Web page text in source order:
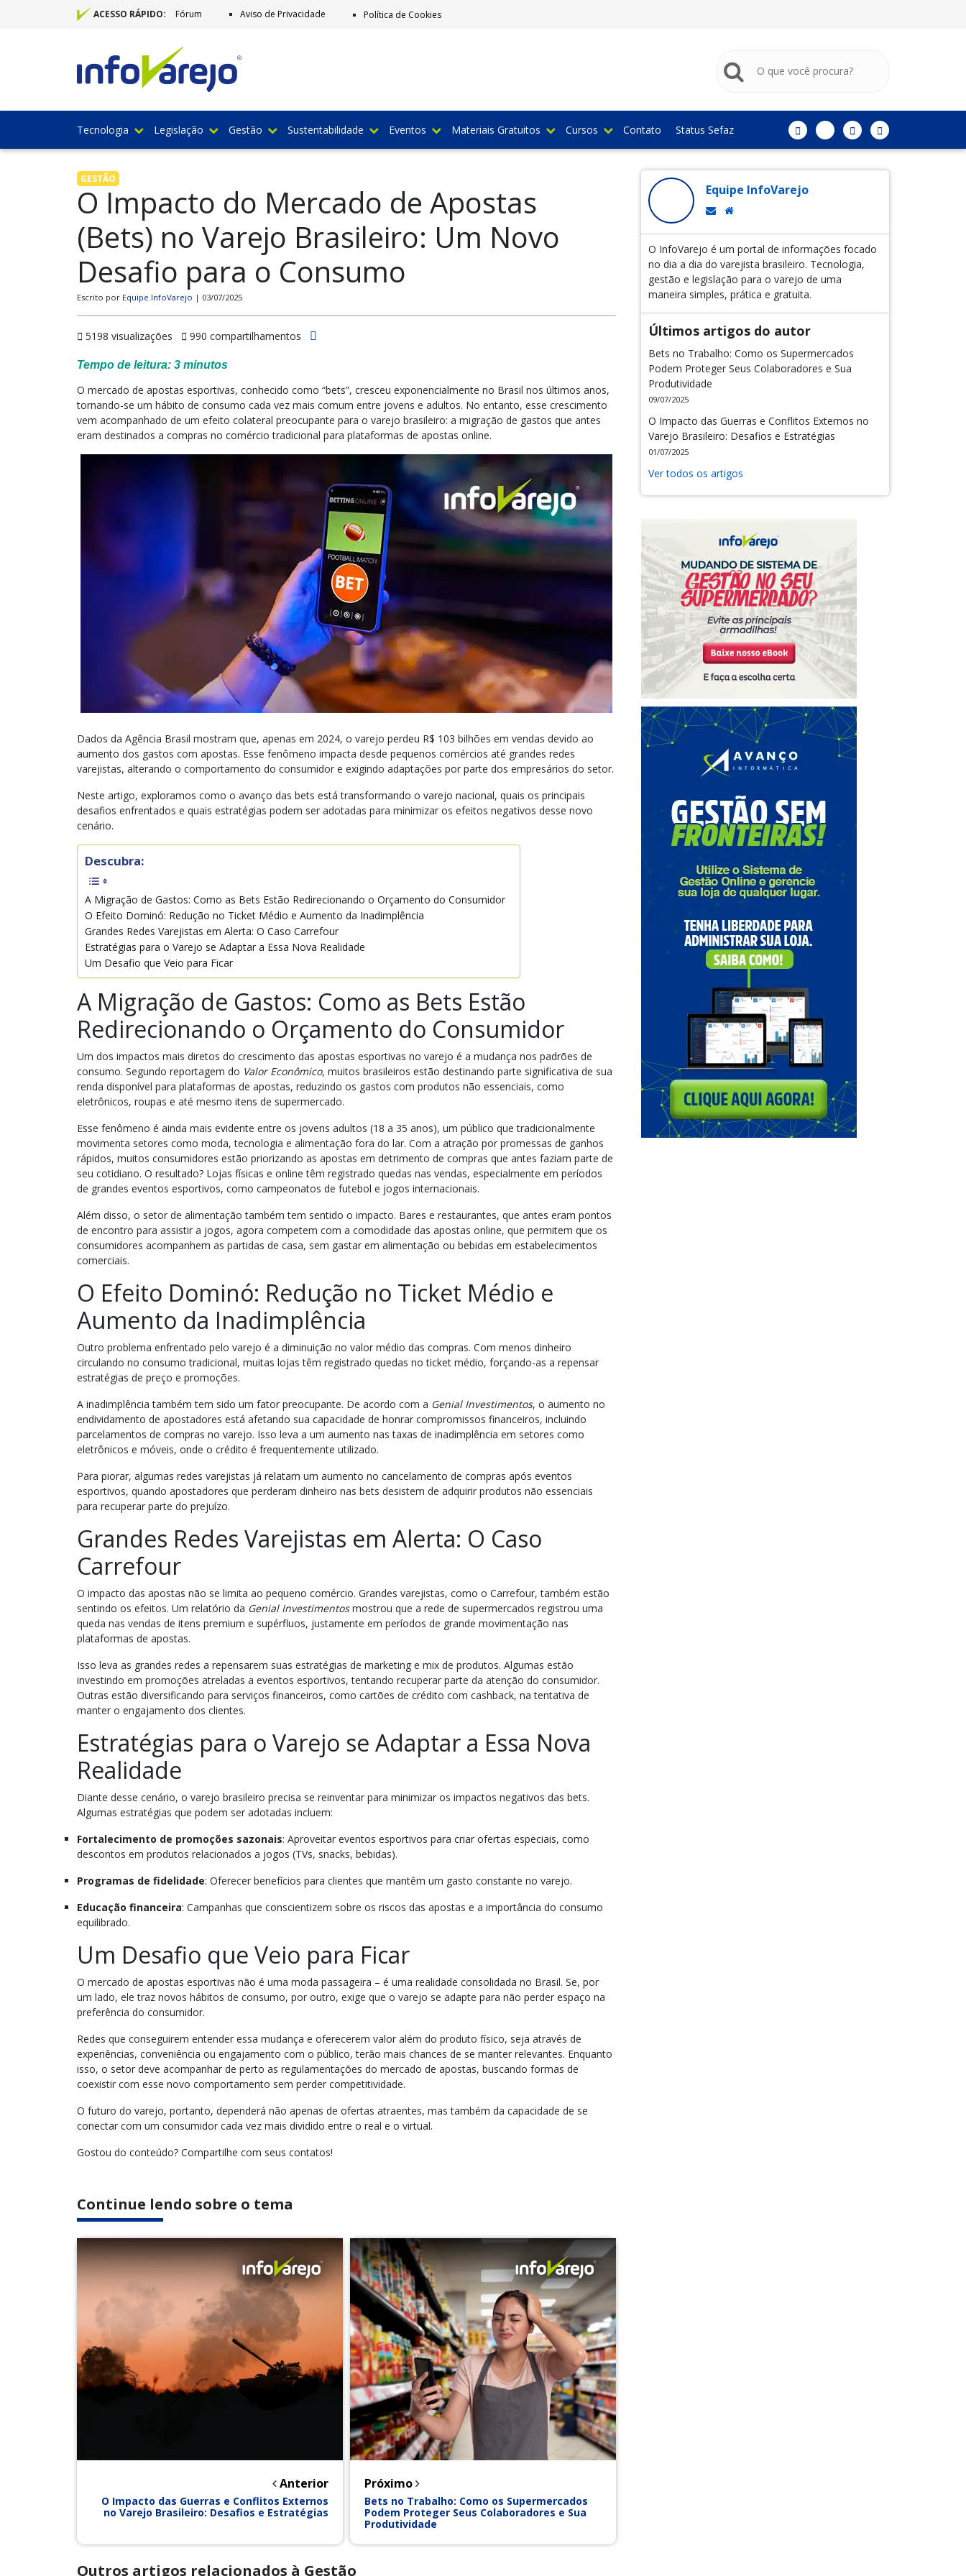
ACESSO RÁPIDO: Fórum Aviso de Privacidade Política de Cookies
Tecnologia Legislação Gestão Sustentabilidade Eventos Materiais Gratuitos Cursos Contato Status Sefaz
GESTÃO
O Impacto do Mercado de Apostas
(Bets) no Varejo Brasileiro: Um Novo
Desafio para o Consumo
Escrito por Equipe InfoVarejo | 03/07/2025
5198 visualizações 990 compartilhamentos
Tempo de leitura: 3 minutos
O mercado de apostas esportivas, conhecido como “bets”, cresceu exponencialmente no Brasil nos últimos anos,
tornando-se um hábito de consumo cada vez mais comum entre jovens e adultos. No entanto, esse crescimento
vem acompanhado de um efeito colateral preocupante para o varejo brasileiro: a migração de gastos que antes
eram destinados a compras no comércio tradicional para plataformas de apostas online.
Dados da Agência Brasil mostram que, apenas em 2024, o varejo perdeu R$ 103 bilhões em vendas devido ao
aumento dos gastos com apostas. Esse fenômeno impacta desde pequenos comércios até grandes redes
varejistas, alterando o comportamento do consumidor e exigindo adaptações por parte dos empresários do setor.
Neste artigo, exploramos como o avanço das bets está transformando o varejo nacional, quais os principais
desafios enfrentados e quais estratégias podem ser adotadas para minimizar os efeitos negativos desse novo
cenário.
Descubra:
A Migração de Gastos: Como as Bets Estão Redirecionando o Orçamento do Consumidor
O Efeito Dominó: Redução no Ticket Médio e Aumento da Inadimplência
Grandes Redes Varejistas em Alerta: O Caso Carrefour
Estratégias para o Varejo se Adaptar a Essa Nova Realidade
Um Desafio que Veio para Ficar
A Migração de Gastos: Como as Bets Estão
Redirecionando o Orçamento do Consumidor
Um dos impactos mais diretos do crescimento das apostas esportivas no varejo é a mudança nos padrões de
consumo. Segundo reportagem do Valor Econômico, muitos brasileiros estão destinando parte significativa de sua
renda disponível para plataformas de apostas, reduzindo os gastos com produtos não essenciais, como
eletrônicos, roupas e até mesmo itens de supermercado.
Esse fenômeno é ainda mais evidente entre os jovens adultos (18 a 35 anos), um público que tradicionalmente
movimenta setores como moda, tecnologia e alimentação fora do lar. Com a atração por promessas de ganhos
rápidos, muitos consumidores estão priorizando as apostas em detrimento de compras que antes faziam parte de
seu cotidiano. O resultado? Lojas físicas e online têm registrado quedas nas vendas, especialmente em períodos
de grandes eventos esportivos, como campeonatos de futebol e jogos internacionais.
Além disso, o setor de alimentação também tem sentido o impacto. Bares e restaurantes, que antes eram pontos
de encontro para assistir a jogos, agora competem com a comodidade das apostas online, que permitem que os
consumidores acompanhem as partidas de casa, sem gastar em alimentação ou bebidas em estabelecimentos
comerciais.
O Efeito Dominó: Redução no Ticket Médio e
Aumento da Inadimplência
Outro problema enfrentado pelo varejo é a diminuição no valor médio das compras. Com menos dinheiro
circulando no consumo tradicional, muitas lojas têm registrado quedas no ticket médio, forçando-as a repensar
estratégias de preço e promoções.
A inadimplência também tem sido um fator preocupante. De acordo com a Genial Investimentos, o aumento no
endividamento de apostadores está afetando sua capacidade de honrar compromissos financeiros, incluindo
parcelamentos de compras no varejo. Isso leva a um aumento nas taxas de inadimplência em setores como
eletrônicos e móveis, onde o crédito é frequentemente utilizado.
Para piorar, algumas redes varejistas já relatam um aumento no cancelamento de compras após eventos
esportivos, quando apostadores que perderam dinheiro nas bets desistem de adquirir produtos não essenciais
para recuperar parte do prejuízo.
Grandes Redes Varejistas em Alerta: O Caso
Carrefour
O impacto das apostas não se limita ao pequeno comércio. Grandes varejistas, como o Carrefour, também estão
sentindo os efeitos. Um relatório da Genial Investimentosmostrou que a rede de supermercados registrou uma
queda nas vendas de itens premium e supérfluos, justamente em períodos de grande movimentação nas
plataformas de apostas.
Isso leva as grandes redes a repensarem suas estratégias de marketing e mix de produtos. Algumas estão
investindo em promoções atreladas a eventos esportivos, tentando recuperar parte da atenção do consumidor.
Outras estão diversificando para serviços financeiros, como cartões de crédito com cashback, na tentativa de
manter o engajamento dos clientes.
Estratégias para o Varejo se Adaptar a Essa Nova
Realidade
Diante desse cenário, o varejo brasileiro precisa se reinventar para minimizar os impactos negativos das bets.
Algumas estratégias que podem ser adotadas incluem:
Fortalecimento de promoções sazonais: Aproveitar eventos esportivos para criar ofertas especiais, como
descontos em produtos relacionados a jogos (TVs, snacks, bebidas).
Programas de fidelidade: Oferecer benefícios para clientes que mantêm um gasto constante no varejo.
Educação financeira: Campanhas que conscientizem sobre os riscos das apostas e a importância do consumo
equilibrado.
Um Desafio que Veio para Ficar
O mercado de apostas esportivas não é uma moda passageira – é uma realidade consolidada no Brasil. Se, por
um lado, ele traz novos hábitos de consumo, por outro, exige que o varejo se adapte para não perder espaço na
preferência do consumidor.
Redes que conseguirem entender essa mudança e oferecerem valor além do produto físico, seja através de
experiências, conveniência ou engajamento com o público, terão mais chances de se manter relevantes. Enquanto
isso, o setor deve acompanhar de perto as regulamentações do mercado de apostas, buscando formas de
coexistir com esse novo comportamento sem perder competitividade.
O futuro do varejo, portanto, dependerá não apenas de ofertas atraentes, mas também da capacidade de se
conectar com um consumidor cada vez mais dividido entre o real e o virtual.
Gostou do conteúdo? Compartilhe com seus contatos!
Continue lendo sobre o tema
Anterior
O Impacto das Guerras e Conflitos Externos
no Varejo Brasileiro: Desafios e Estratégias
Próximo
Bets no Trabalho: Como os Supermercados
Podem Proteger Seus Colaboradores e Sua
Produtividade
Outros artigos relacionados à Gestão
Equipe InfoVarejo
O InfoVarejo é um portal de informações focado
no dia a dia do varejista brasileiro. Tecnologia,
gestão e legislação para o varejo de uma
maneira simples, prática e gratuita.
Últimos artigos do autor
Bets no Trabalho: Como os Supermercados
Podem Proteger Seus Colaboradores e Sua
Produtividade
09/07/2025
O Impacto das Guerras e Conflitos Externos no
Varejo Brasileiro: Desafios e Estratégias
01/07/2025
Ver todos os artigos